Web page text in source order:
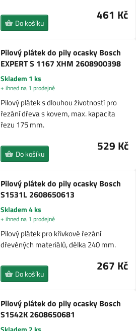
461 Kč
Do košíku
Pilový plátek do pily ocasky Bosch
EXPERT S 1167 XHM 2608900398
Skladem 1 ks
+ ihned na 1 prodejně
Pilový plátek s dlouhou životností pro
řezání dřeva s kovem, max. kapacita
řezu 175 mm.
529 Kč
Do košíku
Pilový plátek do pily ocasky Bosch
S1531L 2608650613
Skladem 4 ks
+ ihned na 1 prodejně
Pilový plátek pro křivkové řezání
dřevěných materiálů, délka 240 mm.
267 Kč
Do košíku
Pilový plátek do pily ocasky Bosch
S1542K 2608650681